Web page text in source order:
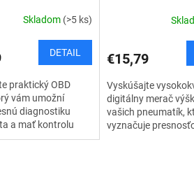
Skladom (>5 ks)
DETAIL
praktický OBD
vám umožní
diagnostiku
a mať kontrolu
OBD II USB
€15,79
Vyskúšajte
digitálny merač
vašich pneumatík,
vyznačuje